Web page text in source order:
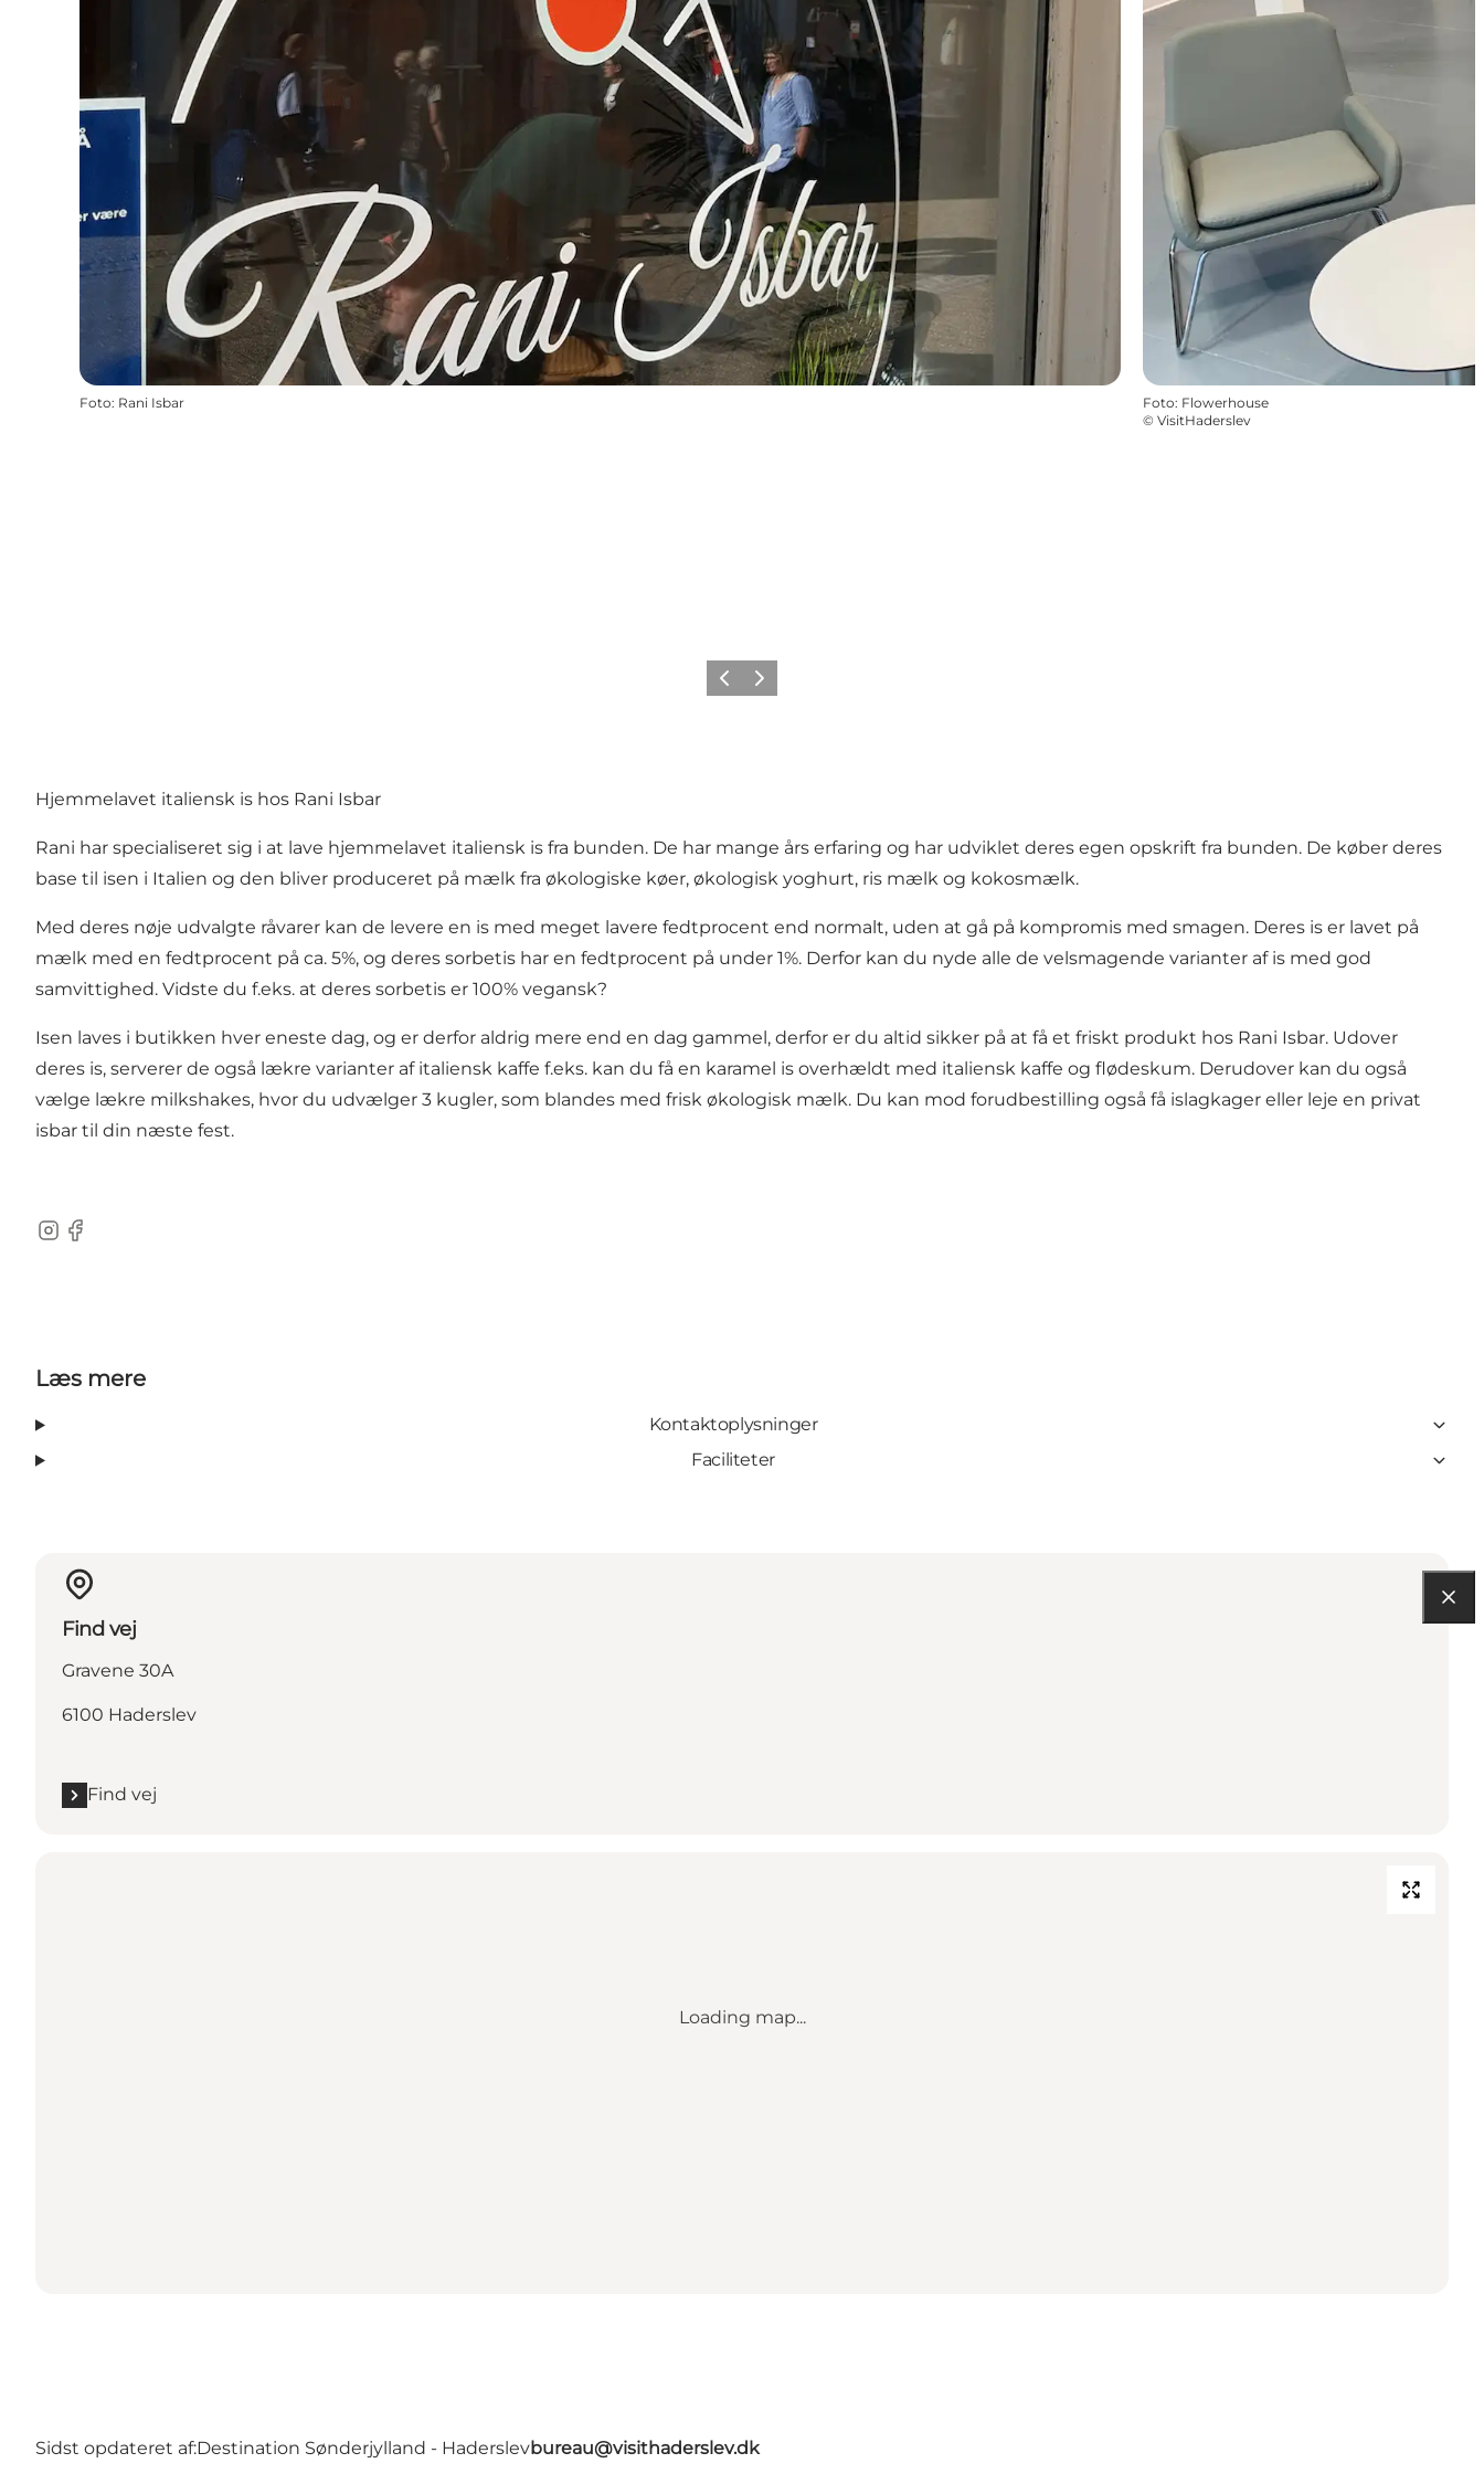
Foto: Rani Isbar Foto: Flowerhouse
© VisitHaderslev
ForrigeNæste
Hjemmelavet italiensk is hos Rani Isbar
Rani har specialiseret sig i at lave hjemmelavet italiensk is fra bunden. De har mange års erfaring og har udviklet deres egen opskrift fra bunden. De køber deres
base til isen i Italien og den bliver produceret på mælk fra økologiske køer, økologisk yoghurt, ris mælk og kokosmælk.
Med deres nøje udvalgte råvarer kan de levere en is med meget lavere fedtprocent end normalt, uden at gå på kompromis med smagen. Deres is er lavet på
mælk med en fedtprocent på ca. 5%, og deres sorbetis har en fedtprocent på under 1%. Derfor kan du nyde alle de velsmagende varianter af is med god
samvittighed. Vidste du f.eks. at deres sorbetis er 100% vegansk?
Isen laves i butikken hver eneste dag, og er derfor aldrig mere end en dag gammel, derfor er du altid sikker på at få et friskt produkt hos Rani Isbar. Udover
deres is, serverer de også lækre varianter af italiensk kaffe f.eks. kan du få en karamel is overhældt med italiensk kaffe og flødeskum. Derudover kan du også
vælge lækre milkshakes, hvor du udvælger 3 kugler, som blandes med frisk økologisk mælk. Du kan mod forudbestilling også få islagkager eller leje en privat
isbar til din næste fest.
Instagram
Facebook
Læs mere
Kontaktoplysninger
Faciliteter
Find vej
Gravene 30A
6100 Haderslev
Find vej
Loading map...
Sidst opdateret af:Destination Sønderjylland - Haderslevbureau@visithaderslev.dk